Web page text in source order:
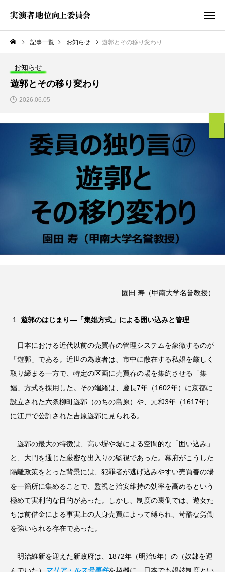
記事一覧 お知らせ 遊郭とその移り変わり
お知らせ
遊郭とその移り変わり
2026.06.05
園田 寿（甲南大学名誉教授）
遊郭のはじまり―「集娼方式」による囲い込みと管理
日本における近代以前の売買春の管理システムを象徴するのが
「遊郭」である。近世の為政者は、市中に散在する私娼を厳しく
取り締まる一方で、特定の区画に売買春の場を集約させる「集
娼」方式を採用した。その端緒は、慶長7年（1602年）に京都に
設立された六条柳町遊郭（のちの島原）や、元和3年（1617年）
に江戸で公許された吉原遊郭に見られる。
遊郭の最大の特徴は、高い塀や堀による空間的な「囲い込み」
と、大門を通じた厳密な出入りの監視であった。幕府がこうした
隔離政策をとった背景には、犯罪者が逃げ込みやすい売買春の場
を一箇所に集めることで、監視と治安維持の効率を高めるという
極めて実利的な目的があった。しかし、制度の裏側では、遊女た
ちは前借金による事実上の人身売買によって縛られ、苛酷な労働
を強いられる存在であった。
明治維新を迎えた新政府は、1872年（明治5年）の（奴隷を運